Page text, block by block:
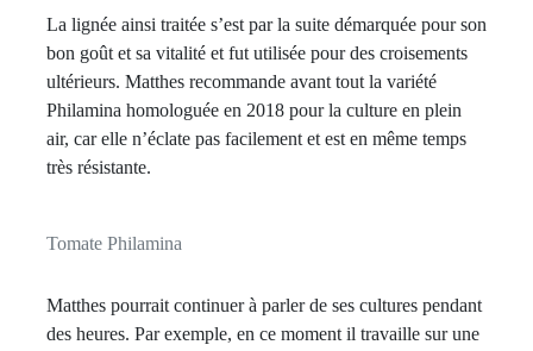
La lignée ainsi traitée s’est par la suite démarquée pour son
bon goût et sa vitalité et fut utilisée pour des croisements
ultérieurs. Matthes recommande avant tout la variété
Philamina homologuée en 2018 pour la culture en plein
air, car elle n’éclate pas facilement et est en même temps
très résistante.
Tomate Philamina
Matthes pourrait continuer à parler de ses cultures pendant
des heures. Par exemple, en ce moment il travaille sur une